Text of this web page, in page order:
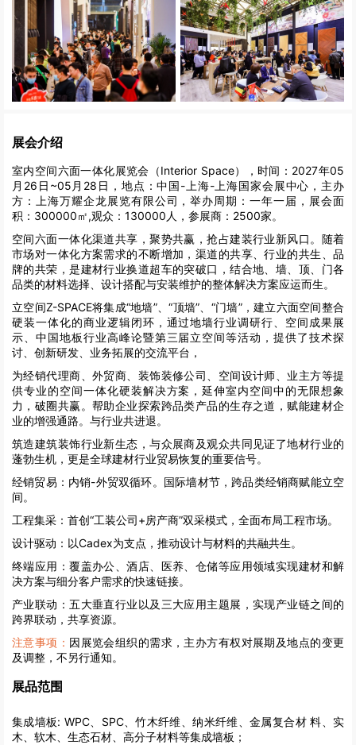
展会介绍
室内空间六面一体化展览会（Interior Space），时间：2027年05
月26日~05月28日，地点：中国-上海-上海国家会展中心，主办
方：上海万耀企龙展览有限公司，举办周期：一年一届，展会面
积：300000㎡,观众：130000人，参展商：2500家。
空间六面一体化渠道共享，聚势共赢，抢占建装行业新风口。随着
市场对一体化方案需求的不断增加，渠道的共享、行业的共生、品
牌的共荣，是建材行业换道超车的突破口，结合地、墙、顶、门各
品类的材料选择、设计搭配与安装维护的整体解决方案应运而生。
立空间Z-SPACE将集成“地墙”、“顶墙”、“门墙”，建立六面空间整合
硬装一体化的商业逻辑闭环，通过地墙行业调研行、空间成果展
示、中国地板行业高峰论暨第三届立空间等活动，提供了技术探
讨、创新研发、业务拓展的交流平台，
为经销代理商、外贸商、装饰装修公司、空间设计师、业主方等提
供专业的空间一体化硬装解决方案，延伸室内空间中的无限想象
力，破圈共赢。帮助企业探索跨品类产品的生存之道，赋能建材企
业的增强通路。与行业共进退。
筑造建筑装饰行业新生态，与众展商及观众共同见证了地材行业的
蓬勃生机，更是全球建材行业贸易恢复的重要信号。
经销贸易：内销-外贸双循环。国际墙材节，跨品类经销商赋能立空
间。
工程集采：首创“工装公司+房产商”双采模式，全面布局工程市场。
设计驱动：以Cadex为支点，推动设计与材料的共融共生。
终端应用：覆盖办公、酒店、医养、仓储等应用领域实现建材和解
决方案与细分客户需求的快速链接。
产业联动：五大垂直行业以及三大应用主题展，实现产业链之间的
跨界联动，共享资源。
注意事项： 因展览会组织的需求，主办方有权对展期及地点的变更
及调整，不另行通知。
展品范围
集成墙板: WPC、SPC、竹木纤维、纳米纤维、金属复合材 料、实
木、软木、生态石材、高分子材料等集成墙板；